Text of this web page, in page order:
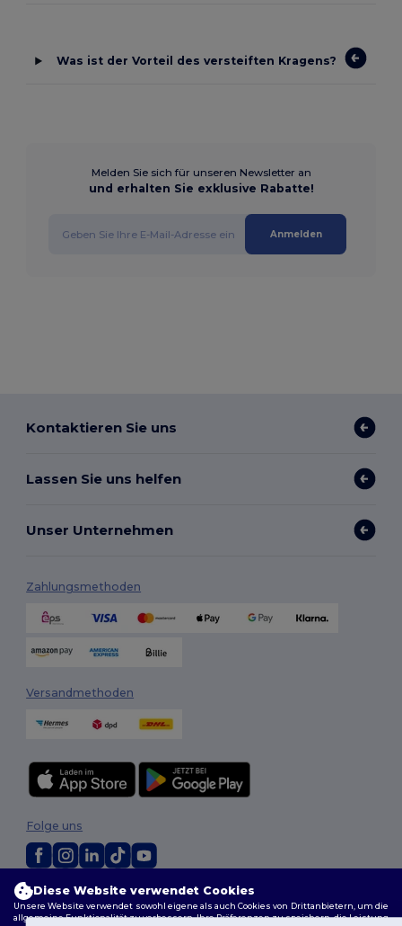
Was ist der Vorteil des versteiften Kragens?
Melden Sie sich für unseren Newsletter an
und erhalten Sie exklusive Rabatte!
Anmelden
Kontaktieren Sie uns
Lassen Sie uns helfen
Unser Unternehmen
Zahlungsmethoden
Versandmethoden
2026. Alle Rechte vorbehalten
Allgemeine Geschäftsbedingungen |Personalisierungsrichtlinien|
Folge uns
Diese Website verwendet Cookies
Unsere Website verwendet sowohl eigene als auch Cookies von Drittanbietern, um die
allgemeine Funktionalität zu verbessern, Ihre Präferenzen zu speichern, die Leistung